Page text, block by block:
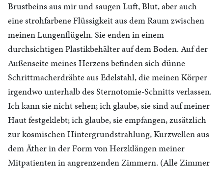
Brustbeins aus mir und saugen Luft, Blut, aber auch
eine strohfarbene Flüssigkeit aus dem Raum zwischen
meinen Lungenflügeln. Sie enden in einem
durchsichtigen Plastikbehälter auf dem Boden. Auf der
Außenseite meines Herzens befinden sich dünne
Schrittmacherdrähte aus Edelstahl, die meinen Körper
irgendwo unterhalb des Sternotomie-Schnitts verlassen.
Ich kann sie nicht sehen; ich glaube, sie sind auf meiner
Haut festgeklebt; ich glaube, sie empfangen, zusätzlich
zur kosmischen Hintergrundstrahlung, Kurzwellen aus
dem Äther in der Form von Herzklängen meiner
Mitpatienten in angrenzenden Zimmern. (Alle Zimmer